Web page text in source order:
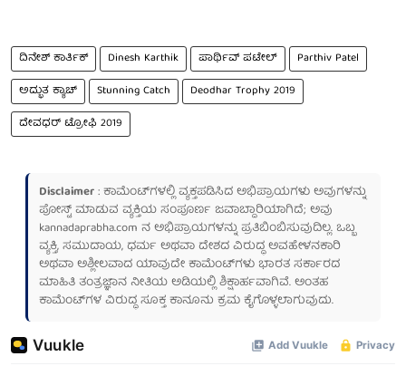
ದಿನೇಶ್ ಕಾರ್ತಿಕ್ Dinesh Karthik ಪಾರ್ಥಿವ್ ಪಟೇಲ್
Parthiv Patel
ಅದ್ಭುತ ಕ್ಯಾಚ್
Stunning Catch
Deodhar Trophy 2019
ದೇವಧರ್ ಟ್ರೋಫಿ 2019
Disclaimer: ಕಾಮೆಂಟ್‌ಗಳಲ್ಲಿ ವ್ಯಕ್ತಪಡಿಸಿದ ಅಭಿಪ್ರಾಯಗಳು ಅವುಗಳನ್ನು
ಪೋಸ್ಟ್ ಮಾಡುವ ವ್ಯಕ್ತಿಯ ಸಂಪೂರ್ಣ ಜವಾಬ್ದಾರಿಯಾಗಿದೆ; ಅವು
kannadaprabha.com ನ ಅಭಿಪ್ರಾಯಗಳನ್ನು ಪ್ರತಿಬಿಂಬಿಸುವುದಿಲ್ಲ. ಒಬ್ಬ
ವ್ಯಕ್ತಿ, ಸಮುದಾಯ, ಧರ್ಮ ಅಥವಾ ದೇಶದ ವಿರುದ್ಧ ಅವಹೇಳನಕಾರಿ
ಅಥವಾ ಅಶ್ಲೀಲವಾದ ಯಾವುದೇ ಕಾಮೆಂಟ್‌ಗಳು ಭಾರತ ಸರ್ಕಾರದ
ಮಾಹಿತಿ ತಂತ್ರಜ್ಞಾನ ನೀತಿಯ ಅಡಿಯಲ್ಲಿ ಶಿಕ್ಷಾರ್ಹವಾಗಿವೆ. ಅಂತಹ
ಕಾಮೆಂಟ್‌ಗಳ ವಿರುದ್ಧ ಸೂಕ್ತ ಕಾನೂನು ಕ್ರಮ ಕೈಗೊಳ್ಳಲಾಗುವುದು.